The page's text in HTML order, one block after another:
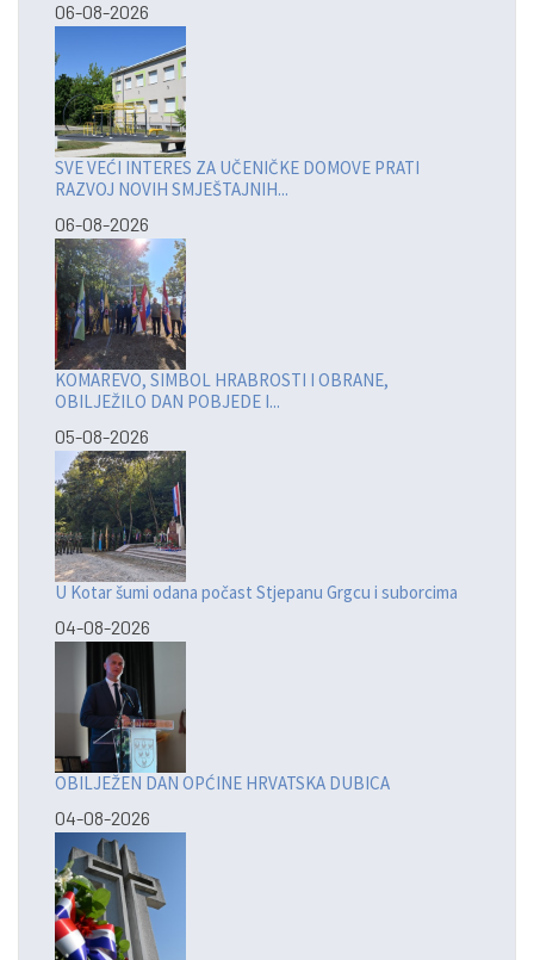
06-08-2026
SVE VEĆI INTERES ZA UČENIČKE DOMOVE PRATI
RAZVOJ NOVIH SMJEŠTAJNIH...
06-08-2026
KOMAREVO, SIMBOL HRABROSTI I OBRANE,
OBILJEŽILO DAN POBJEDE I...
05-08-2026
U Kotar šumi odana počast Stjepanu Grgcu i suborcima
04-08-2026
OBILJEŽEN DAN OPĆINE HRVATSKA DUBICA
04-08-2026